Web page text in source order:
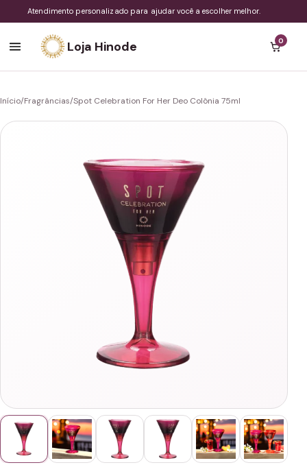
Atendimento personalizado para ajudar você a escolher melhor.
Loja Hinode 0
Início/Fragrâncias/Spot Celebration For Her Deo Colônia 75ml